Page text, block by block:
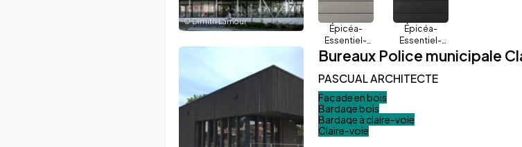
©Dimitri Lamour
Épicéa-
Essentiel-
Vario-Silver
Épicéa-
Essentiel-
Vario-
Charbon
Bureaux Police municipale
PASCUAL ARCHITECTE
Façade en bois
Bardage bois
Bardage à claire-voie
Claire-voie